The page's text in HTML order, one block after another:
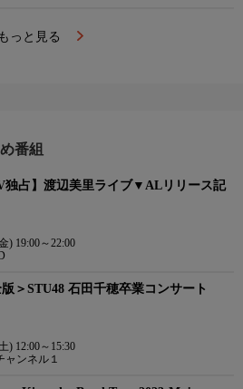
もっと見る
番組
独占】渡辺美里ライブ▼ALリリース記
) 19:00～22:00
版＞STU48 石田千穂卒業コンサート
) 12:00～15:30
ャンネル１